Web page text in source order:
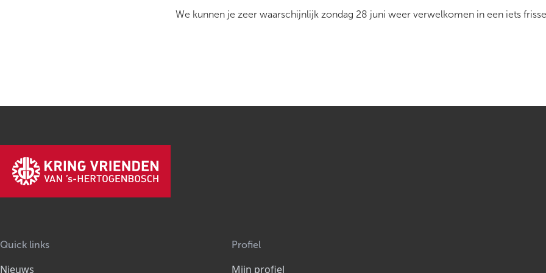
We kunnen je zeer waarschijnlijk zondag 28 juni weer verwelkomen in een iets
Quick links
Nieuws
Profiel
Mijn profiel